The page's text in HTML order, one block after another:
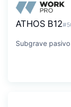
ATHOS B12
Subgrave